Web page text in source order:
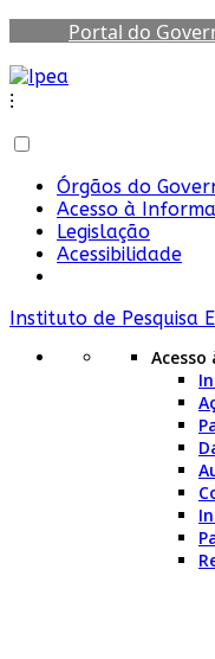
Portal do
⁝
Órgãos do
Acesso à
Legislação
Acessibilidade
Instituto de Pesquisa